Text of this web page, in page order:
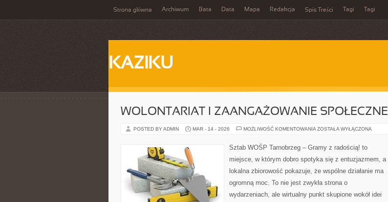
Strona główna Archiwum Bata Data Mapa Redakcja Spis Treści Tagi Tagi
KAZIKU
WOLONTARIAT I ZAANGAŻOWANIE SPOŁECZNE
POSTED BY ADMIN MAR - 14 - 2026 MOŻLIWOŚĆ KOMENTOWANIA WOLONTARIAT
SPOŁECZNE
ZOSTAŁA WYŁĄCZONA
Sztab WOŚP Tarnobrzeg – Gramy z radością! to
miejsce, w którym dobro spotyka się z entuzjazmem, a
lokalna zbiorowość pokazuje, że wspólne działanie ma
ogromną moc. To nie jest zwykła strona o
wydarzeniach, ale wirtualny punkt skupione wokół idei